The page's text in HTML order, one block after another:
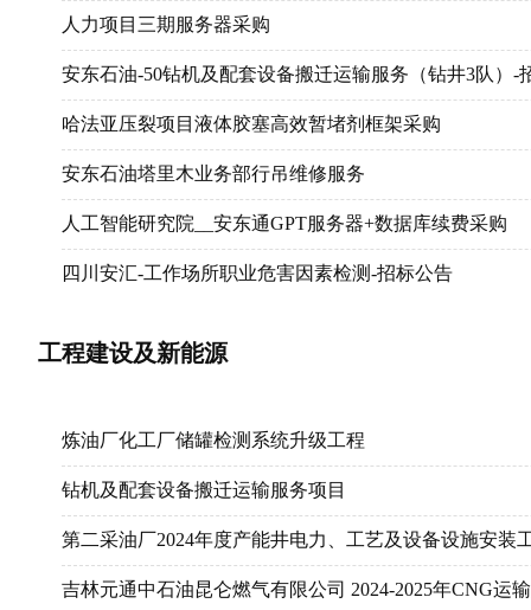
人力项目三期服务器采购
安东石油-50钻机及配套设备搬迁运输服务（钻井3队）-
哈法亚压裂项目液体胶塞高效暂堵剂框架采购
安东石油塔里木业务部行吊维修服务
人工智能研究院__安东通GPT服务器+数据库续费采购
四川安汇-工作场所职业危害因素检测-招标公告
米桑钻井项目钻杆盒子和钢木基础采购
数智化人力资源管理系统所需云服务器
塔501项目旋转导向技术服务采购
工程建设及新能源
炼油厂化工厂储罐检测系统升级工程
钻机及配套设备搬迁运输服务项目
第二采油厂2024年度产能井电力、工艺及设备设施安装
吉林元通中石油昆仑燃气有限公司 2024-2025年CNG运